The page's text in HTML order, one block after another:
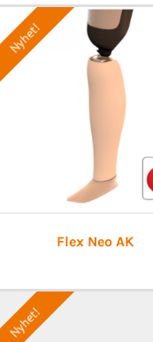
Nyhet!
Flex Neo AK
Nyhet!